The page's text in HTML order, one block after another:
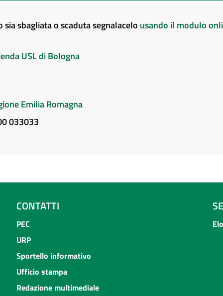
sbagliata o scaduta segnalacelo usando il modulo
USL di Bologna
Emilia Romagna
033033
CONTATTI
PEC
URP
Sportello informativo
Ufficio stampa
Redazione multimediale